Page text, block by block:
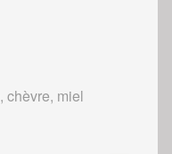
chèvre, miel